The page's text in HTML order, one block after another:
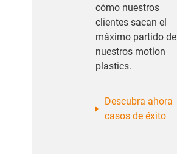
cómo nuestros
clientes sacan el
máximo partido de
nuestros motion
plastics.
Descubra ahora
casos de éxito